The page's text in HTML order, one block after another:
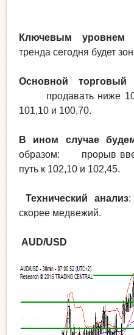
Ключевым уровнем
тренда сегодня будет
Основной торговый
продавать ниже
101,10 и 100,70.
В ином случае
образом: прорыв
путь к 102,10 и 102,45.
Технический анализ:
скорее медвежий.
AUD/USD